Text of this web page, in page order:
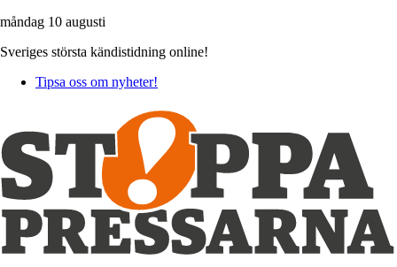
måndag 10 augusti
Sveriges största kändistidning online!
Tipsa oss om nyheter!